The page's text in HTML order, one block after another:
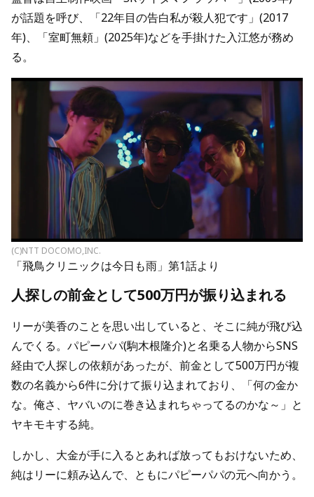
が話題を呼び、「22年目の告白私が殺人犯です」(2017
年)、「室町無頼」(2025年)などを手掛けた入江悠が務め
る。
(C)NTT DOCOMO,INC.
「飛鳥クリニックは今日も雨」第1話より
人探しの前金として500万円が振り込まれる
リーが美香のことを思い出していると、そこに純が飛び込
んでくる。パピーパパ(駒木根隆介)と名乗る人物からSNS
経由で人探しの依頼があったが、前金として500万円が複
数の名義から6件に分けて振り込まれており、「何の金か
な。俺さ、ヤバいのに巻き込まれちゃってるのかな～」と
ヤキモキする純。
しかし、大金が手に入るとあれば放ってもおけないため、
純はリーに頼み込んで、ともにパピーパパの元へ向かう。